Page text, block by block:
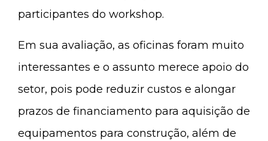
participantes do workshop.
Em sua avaliação, as oficinas foram muito
interessantes e o assunto merece apoio do
setor, pois pode reduzir custos e alongar
prazos de financiamento para aquisição de
equipamentos para construção, além de